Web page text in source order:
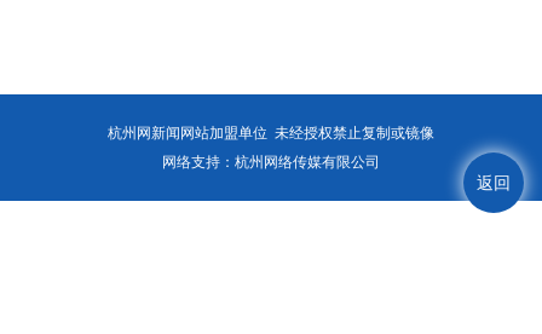
返回
杭州网新闻网站加盟单位 未经授权禁止复制或镜像
网络支持：杭州网络传媒有限公司